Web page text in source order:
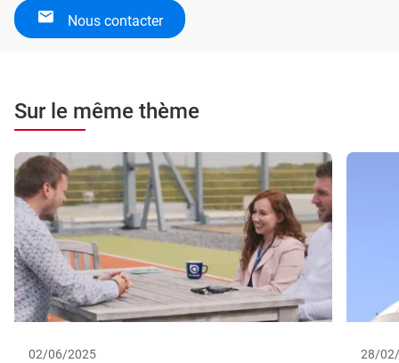
Nous contacter
Sur le même thème
02/06/2025 28/